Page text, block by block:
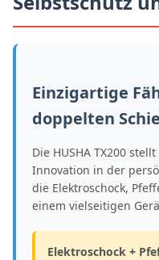
Einzigartige
doppelten
Die HUSHA TX200
Innovation in der
die Elektroschock,
einem vielseitigen
Elektroschock +